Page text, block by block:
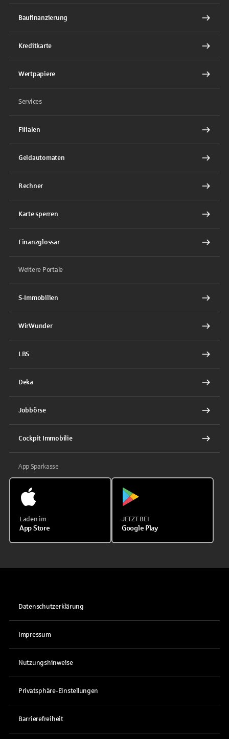
Baufinanzierung
Kreditkarte
Wertpapiere
Services
Filialen
Geldautomaten
Rechner
Karte sperren
Finanzglossar
Weitere Portale
S-Immobilien
WirWunder
LBS
Deka
Jobbörse
Cockpit Immobilie
App Sparkasse
Laden im
App Store
JETZT BEI
Google Play
Datenschutzerklärung
Impressum
Nutzungshinweise
Privatsphäre-Einstellungen
Barrierefreiheit